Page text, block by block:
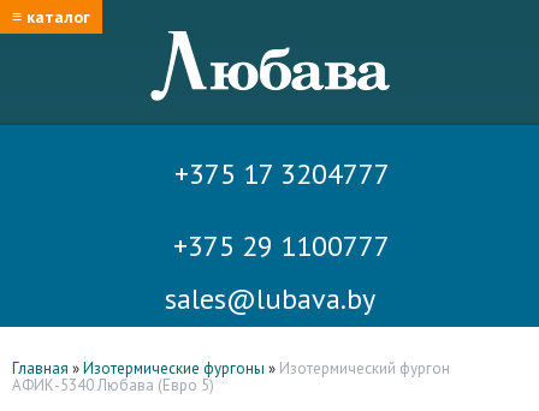
≡ каталог
+375 17 3204777
+375 29 1100777
sales@lubava.by
Главная »Изотермические фургоны » Изотермический фургон
АФИК-5340 Любава (Евро 5)